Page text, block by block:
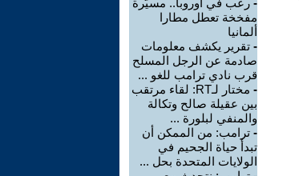
- رعب في أوروبا.. مسيّرة
مفخخة تعطل مطارا
ألمانيا
- تقرير يكشف معلومات
صادمة عن الرجل المسلح
قرب نادي ترامب للغو ...
-
مختار لـRT: لقاء مرتقب
بين عقيلة صالح وتكالة
والمنفي لبلورة ...
- ترامب: من الممكن أن
تبدأ حياة الجحيم في
الولايات المتحدة بحل ...